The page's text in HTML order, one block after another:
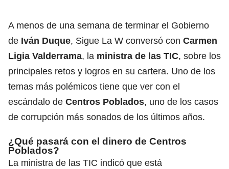
A menos de una semana de terminar el Gobierno
de Iván Duque, Sigue La W conversó con Carmen
Ligia Valderrama, la ministra de las TIC, sobre los
principales retos y logros en su cartera. Uno de los
temas más polémicos tiene que ver con el
escándalo de Centros Poblados, uno de los casos
de corrupción más sonados de los últimos años.
¿Qué pasará con el dinero de Centros
Poblados?
La ministra de las TIC indicó que está